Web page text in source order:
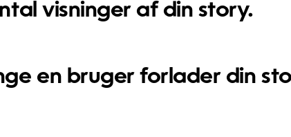
visninger af din story.
en bruger forlader din